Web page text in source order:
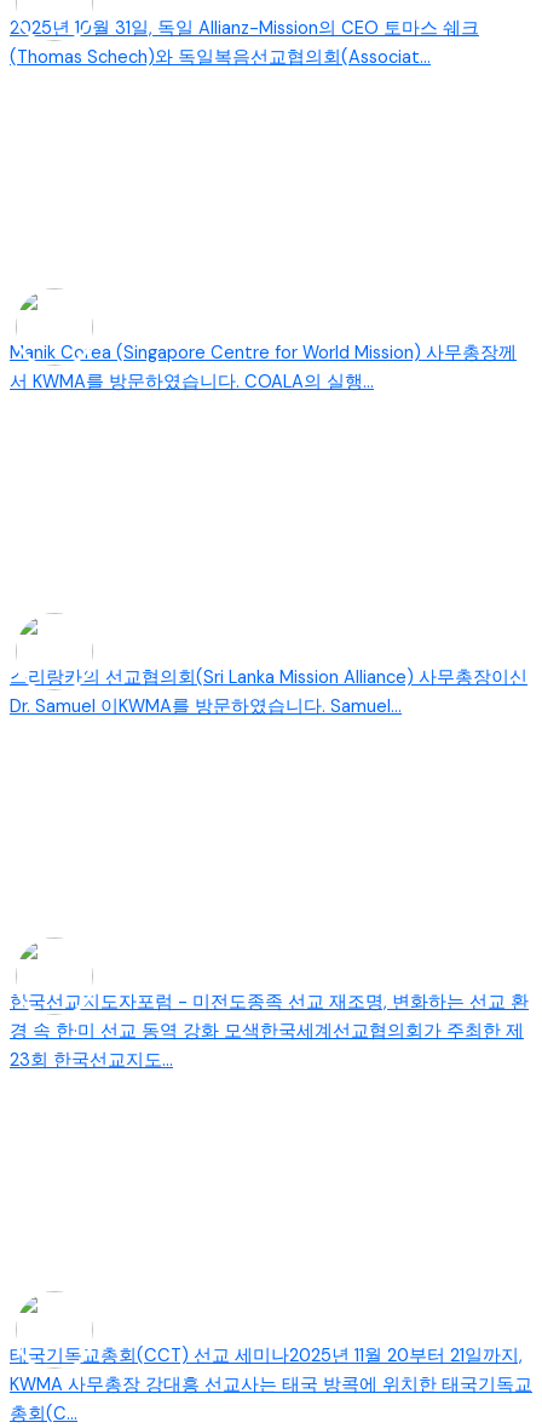
2025년 10월 31일, 독일 Allianz-Mission의 CEO 토마스 쉐크
(Thomas Schech)와 독일복음선교협의회(Associat...
Manik Corea (Singapore Centre for World Mission) 사무총장께
서 KWMA를 방문하였습니다. COALA의 실행...
스리랑카의 선교협의회(Sri Lanka Mission Alliance) 사무총장이신
Dr. Samuel 이KWMA를 방문하였습니다. Samuel...
한국선교지도자포럼 - 미전도종족 선교 재조명, 변화하는 선교 환
경 속 한·미 선교 동역 강화 모색한국세계선교협의회가 주최한 제
23회 한국선교지도...
태국기독교총회(CCT) 선교 세미나2025년 11월 20부터 21일까지,
KWMA 사무총장 강대흥 선교사는 태국 방콕에 위치한 태국기독교
총회(C...